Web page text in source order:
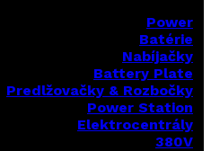
Power
Batérie
Nabíjačky
Battery Plate
Predlžovačky & Rozbočky
Power Station
Elektrocentrály
380V